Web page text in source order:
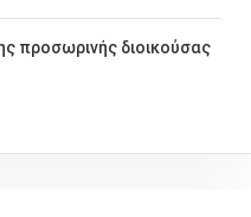
προσωρινής διοικούσας